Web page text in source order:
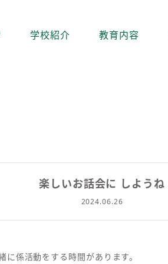
学校紹介 教育内容
楽しいお話会に しようね
2024.06.26
係活動をする時間があります。